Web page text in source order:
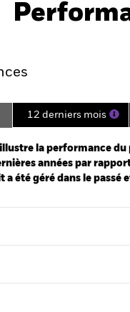
00:00:00 to 2026-08-04
12 derniers mois
la performance
années par
été géré dans le passé
data series.